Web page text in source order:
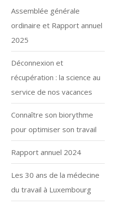
Assemblée générale
ordinaire et Rapport annuel
2025
Déconnexion et
récupération : la science au
service de nos vacances
Connaître son biorythme
pour optimiser son travail
Rapport annuel 2024
Les 30 ans de la médecine
du travail à Luxembourg